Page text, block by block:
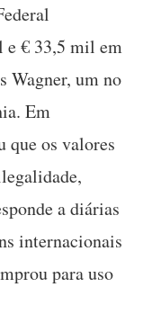
e € 33,5 mil em
Wagner, um no
Em
que os valores
a diárias
internacionais
para uso